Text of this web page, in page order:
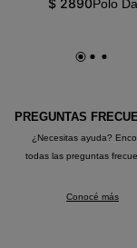
$ 2890Polo
PREGUNTAS
¿Necesitas ayuda?
todas las preguntas
Conocé más